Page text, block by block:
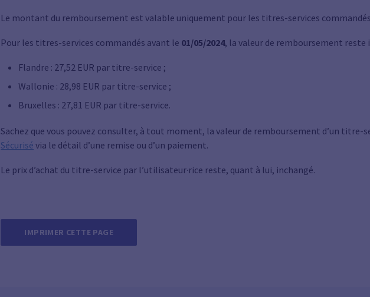
Le montant du remboursement est valable uniquement pour les titres-services
Pour les titres-services commandés avant le 01/05/2024, la valeur de remboursement reste
Flandre : 27,52 EUR par titre-service ;
Wallonie : 28,98 EUR par titre-service ;
Bruxelles : 27,81 EUR par titre-service.
Sachez que vous pouvez consulter, à tout moment, la valeur de remboursement d’un titre-
Sécurisé via le détail d’une remise ou d’un paiement.
Le prix d’achat du titre-service par l’utilisateur·rice reste, quant à lui, inchangé.
IMPRIMER CETTE PAGE